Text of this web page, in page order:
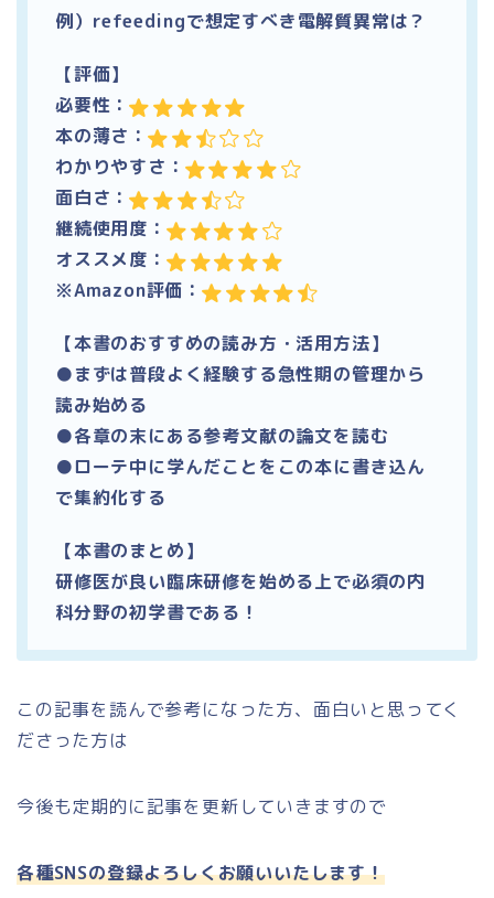
例）refeedingで想定すべき電解質異常は？
【評価】
必要性：
本の薄さ：
わかりやすさ：
面白さ：
継続使用度：
オススメ度：
※Amazon評価：
【本書のおすすめの読み方・活用方法】
●まずは普段よく経験する急性期の管理から
読み始める
●各章の末にある参考文献の論文を読む
●ローテ中に学んだことをこの本に書き込ん
で集約化する
【本書のまとめ】
研修医が良い臨床研修を始める上で必須の内
科分野の初学書である！
この記事を読んで参考になった方、面白いと思ってく
ださった方は
今後も定期的に記事を更新していきますので
各種SNSの登録よろしくお願いいたします！